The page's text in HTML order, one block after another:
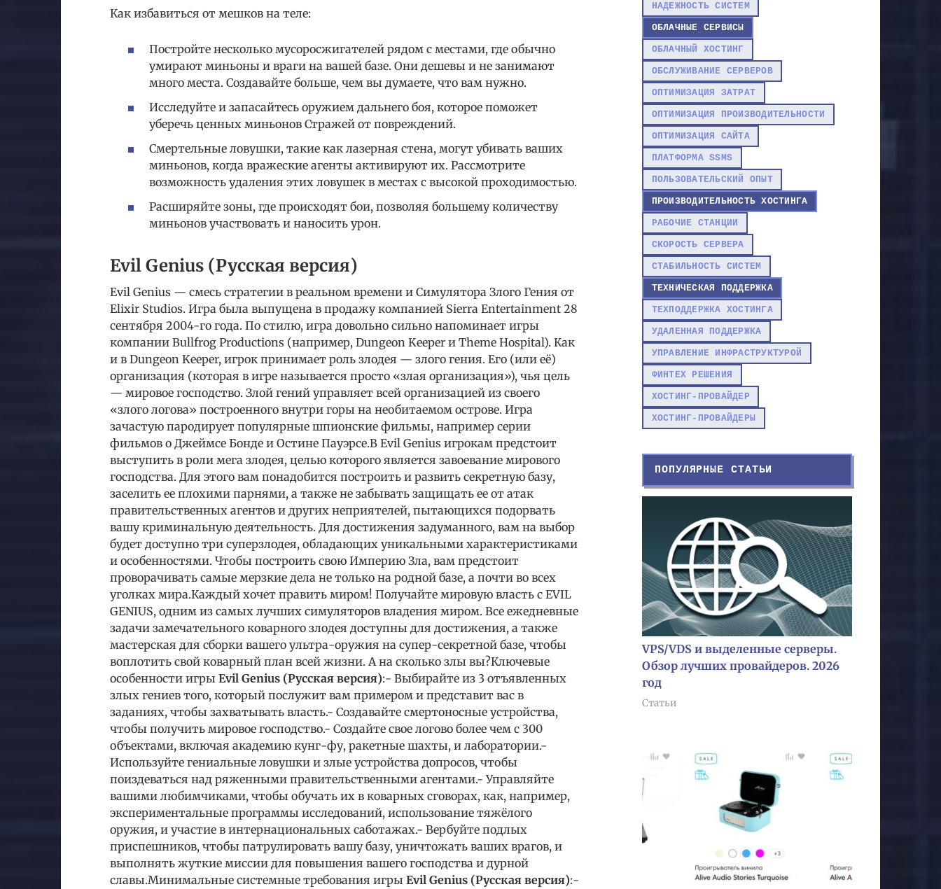
Как избавиться от мешков на теле:
Постройте несколько мусоросжигателей рядом с местами, где обычно
умирают миньоны и враги на вашей базе. Они дешевы и не занимают
много места. Создавайте больше, чем вы думаете, что вам нужно.
Исследуйте и запасайтесь оружием дальнего боя, которое поможет
уберечь ценных миньонов Стражей от повреждений.
Смертельные ловушки, такие как лазерная стена, могут убивать ваших
миньонов, когда вражеские агенты активируют их. Рассмотрите
возможность удаления этих ловушек в местах с высокой проходимостью.
Расширяйте зоны, где происходят бои, позволяя большему количеству
миньонов участвовать и наносить урон.
Evil Genius (Русская версия)
Evil Genius — смесь стратегии в реальном времени и Симулятора Злого Гения от
Elixir Studios. Игра была выпущена в продажу компанией Sierra Entertainment 28
сентября 2004-го года. По стилю, игра довольно сильно напоминает игры
компании Bullfrog Productions (например, Dungeon Keeper и Theme Hospital). Как
и в Dungeon Keeper, игрок принимает роль злодея — злого гения. Его (или её)
организация (которая в игре называется просто «злая организация»), чья цель
— мировое господство. Злой гений управляет всей организацией из своего
«злого логова» построенного внутри горы на необитаемом острове. Игра
зачастую пародирует популярные шпионские фильмы, например серии
фильмов о Джеймсе Бонде и Остине Пауэрсе.В Evil Genius игрокам предстоит
выступить в роли мега злодея, целью которого является завоевание мирового
господства. Для этого вам понадобится построить и развить секретную базу,
заселить ее плохими парнями, а также не забывать защищать ее от атак
правительственных агентов и других неприятелей, пытающихся подорвать
вашу криминальную деятельность. Для достижения задуманного, вам на выбор
будет доступно три суперзлодея, обладающих уникальными характеристиками
и особенностями. Чтобы построить свою Империю Зла, вам предстоит
проворачивать самые мерзкие дела не только на родной базе, а почти во всех
уголках мира.Каждый хочет править миром! Получайте мировую власть с EVIL
GENIUS, одним из самых лучших симуляторов владения миром. Все ежедневные
задачи замечательного коварного злодея доступны для достижения, а также
мастерская для сборки вашего ультра-оружия на супер-секретной базе, чтобы
воплотить свой коварный план всей жизни. А на сколько злы вы?Ключевые
особенности игры Evil Genius (Русская версия):- Выбирайте из 3 отъявленных
злых гениев того, который послужит вам примером и представит вас в
заданиях, чтобы захватывать власть.- Создавайте смертоносные устройства,
чтобы получить мировое господство.- Создайте свое логово более чем с 300
объектами, включая академию кунг-фу, ракетные шахты, и лаборатории.-
Используйте гениальные ловушки и злые устройства допросов, чтобы
поиздеваться над ряженными правительственными агентами.- Управляйте
вашими любимчиками, чтобы обучать их в коварных сговорах, как, например,
экспериментальные программы исследований, использование тяжёлого
оружия, и участие в интернациональных саботажах.- Вербуйте подлых
приспешников, чтобы патрулировать вашу базу, уничтожать ваших врагов, и
выполнять жуткие миссии для повышения вашего господства и дурной
славы.Минимальные системные требования игры Evil Genius (Русская версия):-
НАДЕЖНОСТЬ СИСТЕМ
ОБЛАЧНЫЕ СЕРВИСЫ
ОБЛАЧНЫЙ ХОСТИНГ
ОБСЛУЖИВАНИЕ СЕРВЕРОВ
ОПТИМИЗАЦИЯ ЗАТРАТ
ОПТИМИЗАЦИЯ ПРОИЗВОДИТЕЛЬНОСТИ
ОПТИМИЗАЦИЯ САЙТА
ПЛАТФОРМА SSMS
ПОЛЬЗОВАТЕЛЬСКИЙ ОПЫТ
ПРОИЗВОДИТЕЛЬНОСТЬ ХОСТИНГА
РАБОЧИЕ СТАНЦИИ
СКОРОСТЬ СЕРВЕРА
СТАБИЛЬНОСТЬ СИСТЕМ
ТЕХНИЧЕСКАЯ ПОДДЕРЖКА
ТЕХПОДДЕРЖКА ХОСТИНГА
УДАЛЕННАЯ ПОДДЕРЖКА
УПРАВЛЕНИЕ ИНФРАСТРУКТУРОЙ
ФИНТЕХ РЕШЕНИЯ
ХОСТИНГ-ПРОВАЙДЕР
ХОСТИНГ-ПРОВАЙДЕРЫ
ПОПУЛЯРНЫЕ СТАТЬИ
VPS/VDS и выделенные серверы.
Обзор лучших провайдеров. 2026
год
Статьи